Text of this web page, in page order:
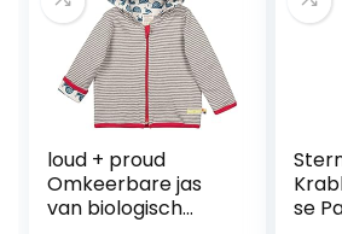
loud + proud
Omkeerbare jas
van biologisch
se